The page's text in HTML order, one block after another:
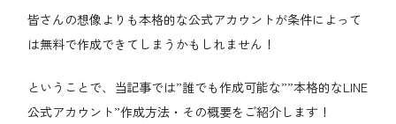
皆さんの想像よりも本格的な公式アカウントが条件によって
は無料で作成できてしまうかもしれません！
ということで、当記事では”誰でも作成可能な””本格的なLINE
公式アカウント”作成方法・その概要をご紹介します！